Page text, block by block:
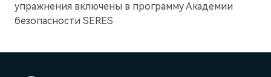
упражнения включены в программу Академии
безопасности SERES